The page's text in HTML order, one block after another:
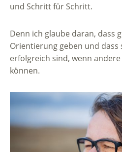
und Schritt für Schritt.
Denn ich glaube daran, dass
Orientierung geben und dass
erfolgreich sind, wenn
können.